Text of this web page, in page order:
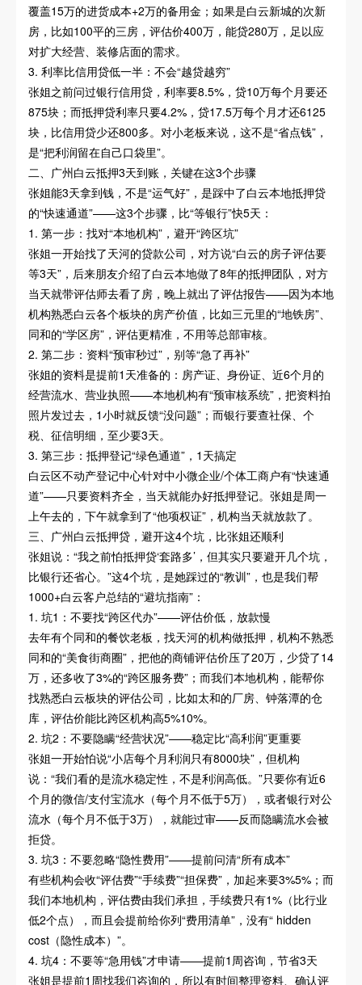
覆盖15万的进货成本+2万的备用金；如果是白云新城的次新
房，比如100平的三房，评估价400万，能贷280万，足以应
对扩大经营、装修店面的需求。
3. 利率比信用贷低一半：不会“越贷越穷”
张姐之前问过银行信用贷，利率要8.5%，贷10万每个月要还
875块；而抵押贷利率只要4.2%，贷17.5万每个月才还6125
块，比信用贷少还800多。对小老板来说，这不是“省点钱”，
是“把利润留在自己口袋里”。
二、广州白云抵押3天到账，关键在这3个步骤
张姐能3天拿到钱，不是“运气好”，是踩中了白云本地抵押贷
的“快速通道”——这3个步骤，比“等银行”快5天：
1. 第一步：找对“本地机构”，避开“跨区坑”
张姐一开始找了天河的贷款公司，对方说“白云的房子评估要
等3天”，后来朋友介绍了白云本地做了8年的抵押团队，对方
当天就带评估师去看了房，晚上就出了评估报告——因为本地
机构熟悉白云各个板块的房产价值，比如三元里的“地铁房”、
同和的“学区房”，评估更精准，不用等总部审核。
2. 第二步：资料“预审秒过”，别等“急了再补”
张姐的资料是提前1天准备的：房产证、身份证、近6个月的
经营流水、营业执照——本地机构有“预审核系统”，把资料拍
照片发过去，1小时就反馈“没问题”；而银行要查社保、个
税、征信明细，至少要3天。
3. 第三步：抵押登记“绿色通道”，1天搞定
白云区不动产登记中心针对中小微企业/个体工商户有“快速通
道”——只要资料齐全，当天就能办好抵押登记。张姐是周一
上午去的，下午就拿到了“他项权证”，机构当天就放款了。
三、广州白云抵押贷，避开这4个坑，比张姐还顺利
张姐说：“我之前怕抵押贷‘套路多’，但其实只要避开几个坑，
比银行还省心。”这4个坑，是她踩过的“教训”，也是我们帮
1000+白云客户总结的“避坑指南”：
1. 坑1：不要找“跨区代办”——评估价低，放款慢
去年有个同和的餐饮老板，找天河的机构做抵押，机构不熟悉
同和的“美食街商圈”，把他的商铺评估价压了20万，少贷了14
万，还多收了3%的“跨区服务费”；而我们本地机构，能帮你
找熟悉白云板块的评估公司，比如太和的厂房、钟落潭的仓
库，评估价能比跨区机构高5%10%。
2. 坑2：不要隐瞒“经营状况”——稳定比“高利润”更重要
张姐一开始怕说“小店每个月利润只有8000块”，但机构
说：“我们看的是流水稳定性，不是利润高低。”只要你有近6
个月的微信/支付宝流水（每个月不低于5万），或者银行对公
流水（每个月不低于3万），就能过审——反而隐瞒流水会被
拒贷。
3. 坑3：不要忽略“隐性费用”——提前问清“所有成本”
有些机构会收“评估费”“手续费”“担保费”，加起来要3%5%；而
我们本地机构，评估费由我们承担，手续费只有1%（比行业
低2个点），而且会提前给你列“费用清单”，没有“ hidden
cost（隐性成本）”。
4. 坑4：不要等“急用钱”才申请——提前1周咨询，节省3天
张姐是提前1周找我们咨询的，所以有时间整理资料、确认评